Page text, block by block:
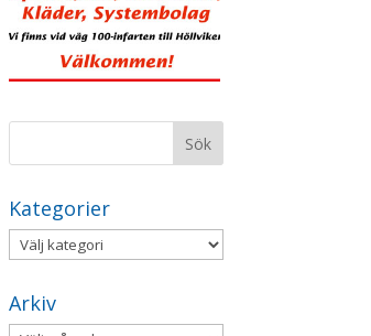
Kategorier
Kategorier
Arkiv